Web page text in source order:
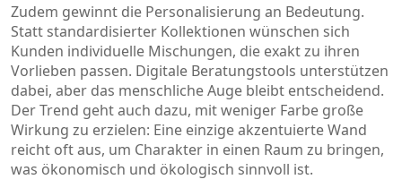
Zudem gewinnt die Personalisierung an Bedeutung.
Statt standardisierter Kollektionen wünschen sich
Kunden individuelle Mischungen, die exakt zu ihren
Vorlieben passen. Digitale Beratungstools unterstützen
dabei, aber das menschliche Auge bleibt entscheidend.
Der Trend geht auch dazu, mit weniger Farbe große
Wirkung zu erzielen: Eine einzige akzentuierte Wand
reicht oft aus, um Charakter in einen Raum zu bringen,
was ökonomisch und ökologisch sinnvoll ist.